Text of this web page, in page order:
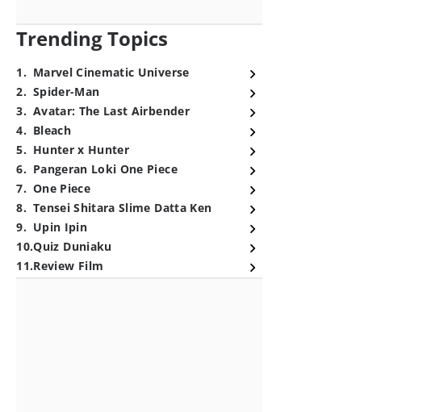
Trending Topics
1. Marvel Cinematic Universe
2. Spider-Man
3. Avatar: The Last Airbender
4. Bleach
5. Hunter x Hunter
6. Pangeran Loki One Piece
7. One Piece
8. Tensei Shitara Slime Datta Ken
9. Upin Ipin
10.Quiz Duniaku
11.Review Film